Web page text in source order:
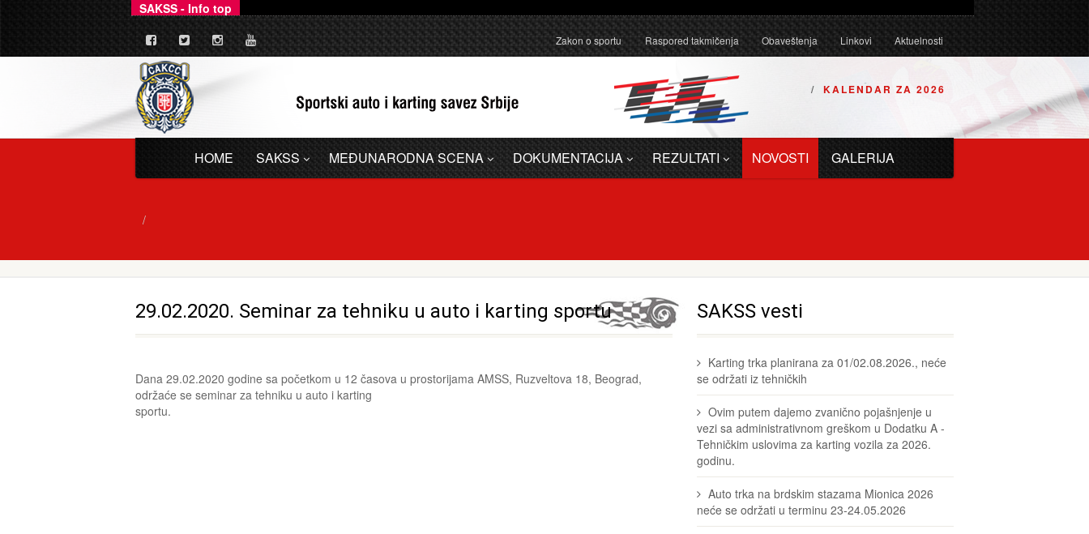
SAKSS - Info top
Zakon o sportu Raspored takmičenja Obaveštenja Linkovi Aktuelnosti
KALENDAR ZA 2026
HOME SAKSS MEĐUNARODNA SCENA DOKUMENTACIJA REZULTATI NOVOSTI GALERIJA
29.02.2020. Seminar za tehniku u auto i karting sportu
Dana 29.02.2020 godine sa početkom u 12 časova u prostorijama AMSS, Ruzveltova 18, Beograd,
održaće se seminar za tehniku u auto i karting
sportu.
SAKSS vesti
Karting trka planirana za 01/02.08.2026., neće
se održati iz tehničkih
Ovim putem dajemo zvanično pojašnjenje u
vezi sa administrativnom greškom u Dodatku A -
Tehničkim uslovima za karting vozila za 2026.
godinu.
Auto trka na brdskim stazama Mionica 2026
neće se održati u terminu 23-24.05.2026